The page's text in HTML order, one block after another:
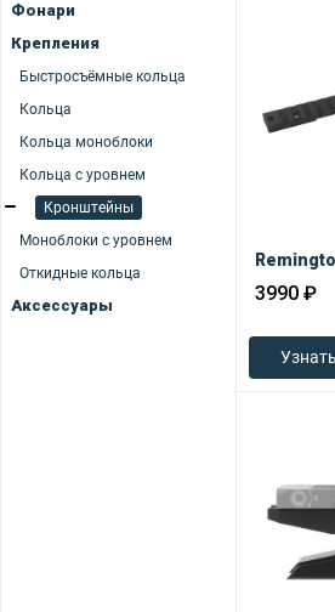
Фонари
Крепления
Быстросъёмные кольца
Кольца
Кольца моноблоки
Кольца с уровнем
Кронштейны
Моноблоки с уровнем
Откидные кольца
Аксессуары
3990 ₽